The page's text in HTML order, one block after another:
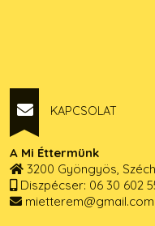
KAPCSOLAT
A Mi Éttermünk
3200 Gyöngyös,
Diszpécser: 06 30 602
mietterem@gmail.com